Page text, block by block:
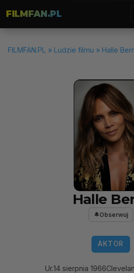
FILMFAN.PL
FILMFAN.PL » Ludzie filmu » Halle
Halle
🔔Obserwuj
AKTOR
Ur.14 sierpnia 1966